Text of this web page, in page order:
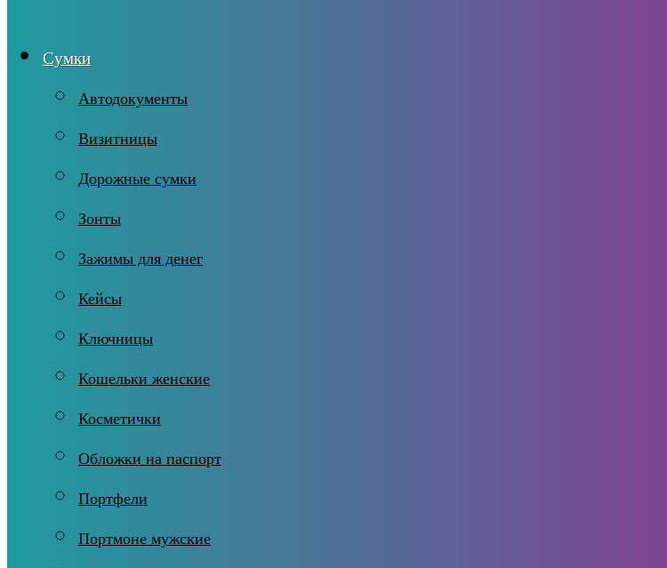
Сумки
Автодокументы
Визитницы
Дорожные сумки
Зонты
Зажимы для денег
Кейсы
Ключницы
Кошельки женские
Косметички
Обложки на паспорт
Портфели
Портмоне мужские